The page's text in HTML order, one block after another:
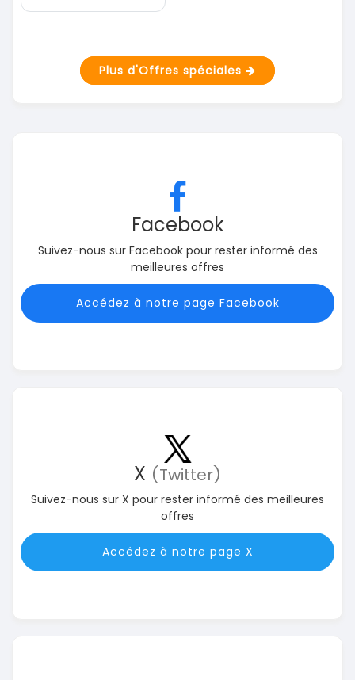
Plus d'Offres spéciales
Facebook
Suivez-nous sur Facebook pour rester informé des
meilleures offres
Accédez à notre page Facebook
X (Twitter)
Suivez-nous sur X pour rester informé des meilleures
offres
Accédez à notre page X